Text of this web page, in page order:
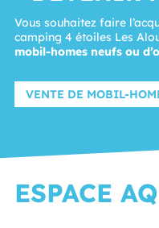
Vous souhaitez faire
camping 4 étoiles Les
mobil-homes neufs ou
VENTE DE MOBIL-
ESPACE